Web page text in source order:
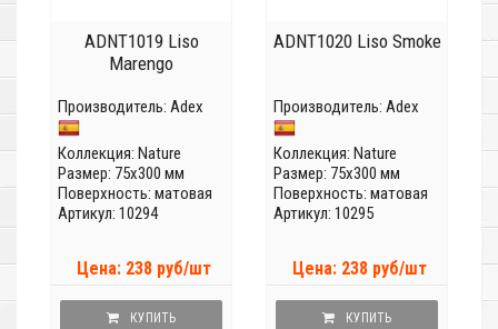
ADNT1019 Liso
Marengo
Производитель: Adex
Коллекция: Nature
Размер: 75x300 мм
Поверхность: матовая
Артикул: 10294
Цена: 238 руб/шт
КУПИТЬ
ADNT1020 Liso Smoke
Производитель: Adex
Коллекция: Nature
Размер: 75x300 мм
Поверхность: матовая
Артикул: 10295
Цена: 238 руб/шт
КУПИТЬ